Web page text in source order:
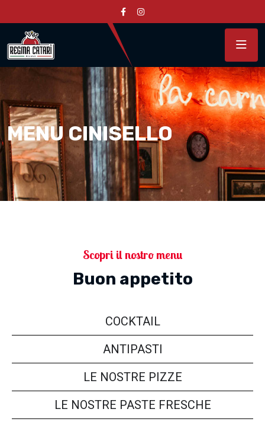
MENU CINISELLO
Scopri il nostro menu
Buon appetito
COCKTAIL
ANTIPASTI
LE NOSTRE PIZZE
LE NOSTRE PASTE FRESCHE